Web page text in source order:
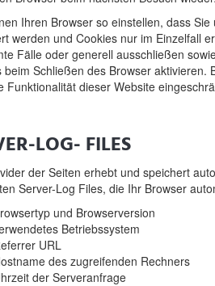
Ihren Browser so einstellen, dass
werden und Cookies nur im Einzelfall
Fälle oder generell ausschließen
beim Schließen des Browser aktivieren.
Funktionalität dieser Website
LOG- FILES
der Seiten erhebt und speichert
Server-Log Files, die Ihr Browser
und Browserversion
Betriebssystem
URL
des zugreifenden Rechners
der Serveranfrage